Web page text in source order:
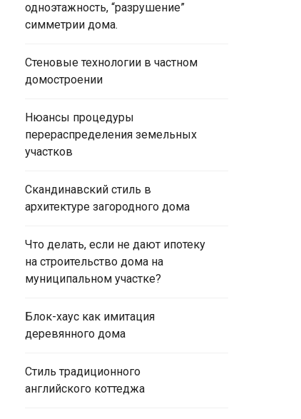
одноэтажность, “разрушение”
симметрии дома.
Стеновые технологии в частном
домостроении
Нюансы процедуры
перераспределения земельных
участков
Скандинавский стиль в
архитектуре загородного дома
Что делать, если не дают ипотеку
на строительство дома на
муниципальном участке?
Блок-хаус как имитация
деревянного дома
Стиль традиционного
английского коттеджа